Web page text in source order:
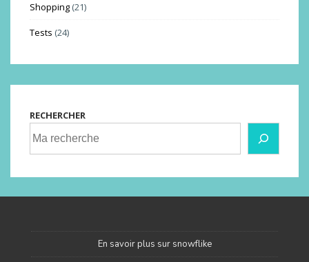
Shopping (21)
Tests (24)
RECHERCHER
En savoir plus sur snowflike